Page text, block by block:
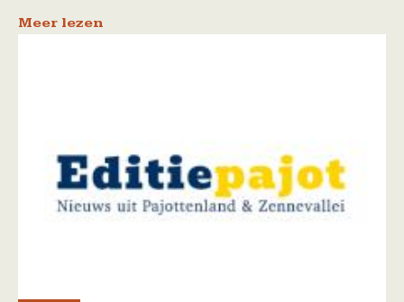
Meer lezen